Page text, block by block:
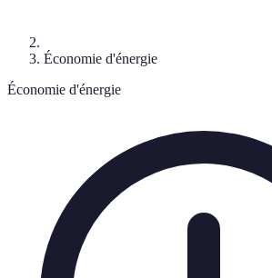
Économie d'énergie
Économie d'énergie